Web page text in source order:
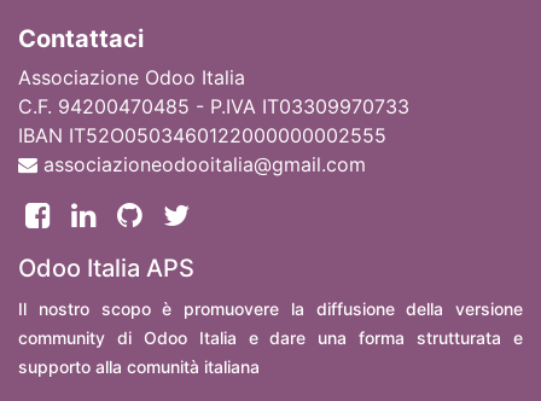
Contattaci
Associazione Odoo Italia
C.F. 94200470485 - P.IVA IT03309970733
IBAN IT52O0503460122000000002555
associazioneodooitalia@gmail.com
Odoo Italia APS
Il nostro scopo è promuovere la diffusione della versione
community di Odoo Italia e dare una forma strutturata e
supporto alla comunità italiana